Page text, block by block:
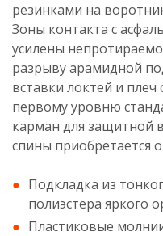
резинками на
Зоны контакта с
усилены
разрыву арамидной
вставки локтей и
первому уровню
карман для защитной
спины приобретается
Подкладка из
полиэстера яркого
Пластиковые